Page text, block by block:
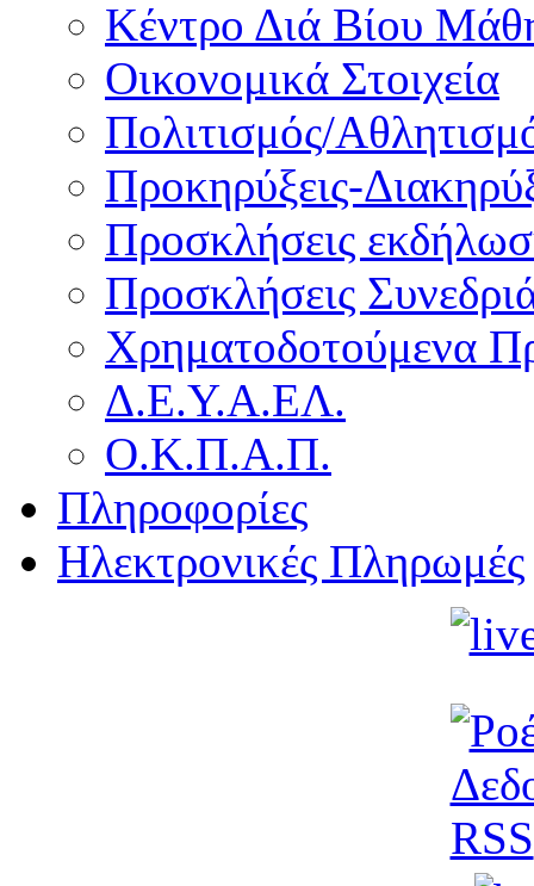
Κέντρο Διά Βίου
Οικονομικά Στοιχεία
Πολιτισμός/
Προκηρύξεις-
Προσκλήσεις
Προσκλήσεις
Χρηματοδοτούμενα
Δ.Ε.Υ.Α.ΕΛ.
Ο.Κ.Π.Α.Π.
Πληροφορίες
Ηλεκτρονικές Πληρωμές